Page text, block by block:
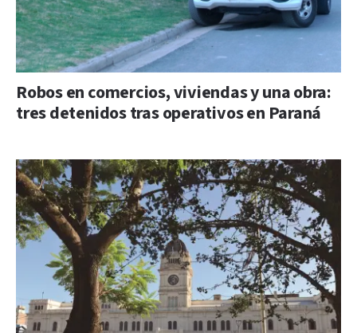
Robos en comercios, viviendas y una obra:
tres detenidos tras operativos en Paraná